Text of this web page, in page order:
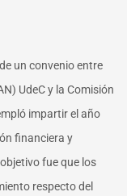
un convenio entre
UdeC y la Comisión
impartir el año
financiera y
fue que los
respecto del